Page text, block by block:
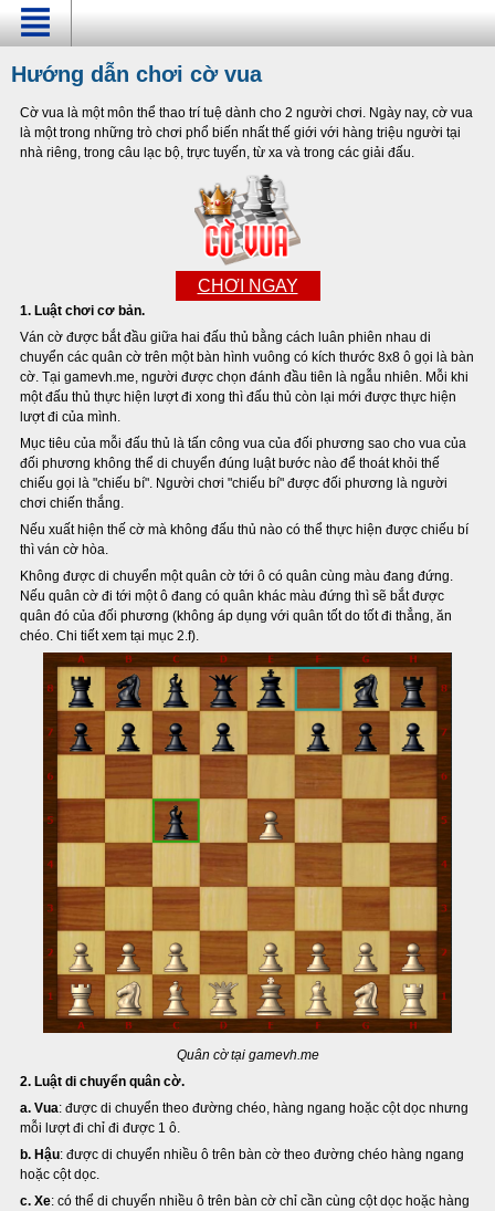
Hướng dẫn chơi cờ vua
Cờ vua là một môn thể thao trí tuệ dành cho 2 người chơi. Ngày nay, cờ vua
là một trong những trò chơi phổ biến nhất thế giới với hàng triệu người tại
nhà riêng, trong câu lạc bộ, trực tuyến, từ xa và trong các giải đấu.
CHƠI NGAY
1. Luật chơi cơ bản.
Ván cờ được bắt đầu giữa hai đấu thủ bằng cách luân phiên nhau di
chuyển các quân cờ trên một bàn hình vuông có kích thước 8x8 ô gọi là bàn
cờ. Tại gamevh.me, người được chọn đánh đầu tiên là ngẫu nhiên. Mỗi khi
một đấu thủ thực hiện lượt đi xong thì đấu thủ còn lại mới được thực hiện
lượt đi của mình.
Mục tiêu của mỗi đấu thủ là tấn công vua của đối phương sao cho vua của
đối phương không thể di chuyển đúng luật bước nào để thoát khỏi thế
chiếu gọi là "chiếu bí". Người chơi "chiếu bí" được đối phương là người
chơi chiến thắng.
Nếu xuất hiện thế cờ mà không đấu thủ nào có thể thực hiện được chiếu bí
thì ván cờ hòa.
Không được di chuyển một quân cờ tới ô có quân cùng màu đang đứng.
Nếu quân cờ đi tới một ô đang có quân khác màu đứng thì sẽ bắt được
quân đó của đối phương (không áp dụng với quân tốt do tốt đi thẳng, ăn
chéo. Chi tiết xem tại mục 2.f).
Quân cờ tại gamevh.me
2. Luật di chuyển quân cờ.
a. Vua: được di chuyển theo đường chéo, hàng ngang hoặc cột dọc nhưng
mỗi lượt đi chỉ đi được 1 ô.
b. Hậu: được di chuyển nhiều ô trên bàn cờ theo đường chéo hàng ngang
hoặc cột dọc.
c. Xe: có thể di chuyển nhiều ô trên bàn cờ chỉ cần cùng cột dọc hoặc hàng